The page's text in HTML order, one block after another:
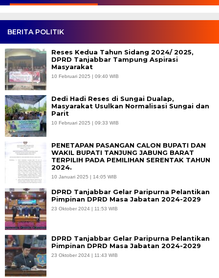
BERITA POLITIK
Reses Kedua Tahun Sidang 2024/ 2025,
DPRD Tanjabbar Tampung Aspirasi
Masyarakat
10 Februari 2025 | 09:40 WIB
Dedi Hadi Reses di Sungai Dualap,
Masyarakat Usulkan Normalisasi Sungai dan
Parit
10 Februari 2025 | 09:33 WIB
PENETAPAN PASANGAN CALON BUPATI DAN
WAKIL BUPATI TANJUNG JABUNG BARAT
TERPILIH PADA PEMILIHAN SERENTAK TAHUN
2024.
10 Januari 2025 | 14:05 WIB
DPRD Tanjabbar Gelar Paripurna Pelantikan
Pimpinan DPRD Masa Jabatan 2024-2029
23 Oktober 2024 | 11:53 WIB
DPRD Tanjabbar Gelar Paripurna Pelantikan
Pimpinan DPRD Masa Jabatan 2024-2029
23 Oktober 2024 | 11:43 WIB